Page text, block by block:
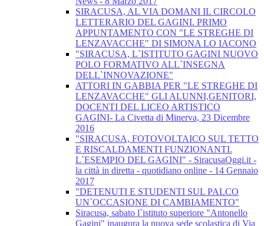
SIRACUSA, AL VIA DOMANI IL CIRCOLO
LETTERARIO DEL GAGINI. PRIMO
APPUNTAMENTO CON "LE STREGHE DI
LENZAVACCHE" DI SIMONA LO IACONO
"SIRACUSA, L`ISTITUTO GAGINI NUOVO
POLO FORMATIVO ALL`INSEGNA
DELL`INNOVAZIONE"
ATTORI IN GABBIA PER "LE STREGHE DI
LENZAVACCHE" GLI ALUNNI,GENITORI,
DOCENTI DEL LICEO ARTISTICO
GAGINI- La Civetta di Minerva, 23 Dicembre
2016
"SIRACUSA, FOTOVOLTAICO SUL TETTO
E RISCALDAMENTI FUNZIONANTI.
L`ESEMPIO DEL GAGINI" - SiracusaOggi.it -
la città in diretta - quotidiano online - 14 Gennaio
2017
"DETENUTI E STUDENTI SUL PALCO
UN`OCCASIONE DI CAMBIAMENTO"
Siracusa, sabato l`istituto superiore "Antonello
Gagini" inaugura la nuova sede scolastica di Via